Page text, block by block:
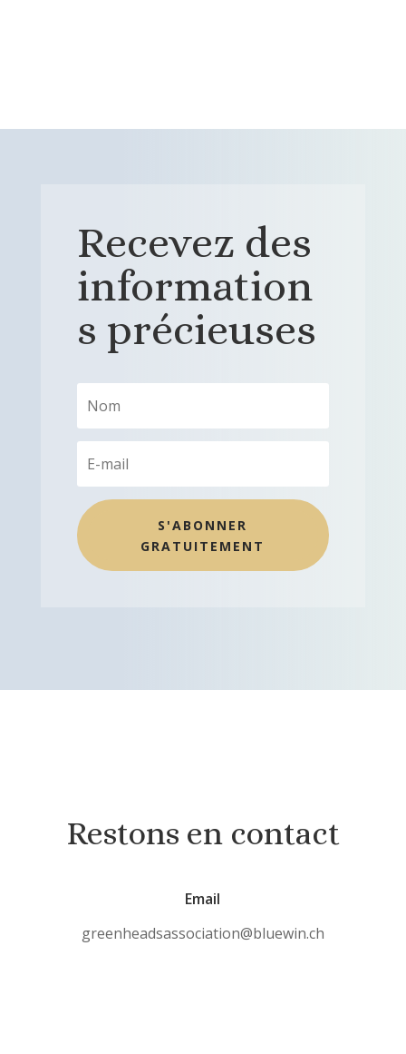
Recevez des
information
s précieuses
S'ABONNER
GRATUITEMENT
Restons en contact
Email
greenheadsassociation@bluewin.ch